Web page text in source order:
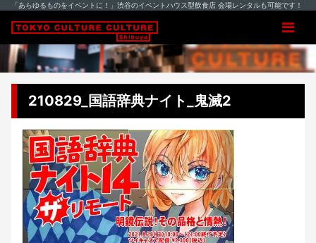
「あらゆるものをイベントに！」渋谷のイベントハウス型飲食店 会場レンタルも可能です！
210829_国語辞典ナイト_鬼滅2